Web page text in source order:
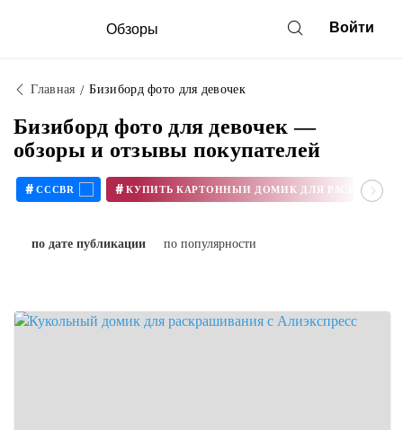
Обзоры Войти
Главная Бизиборд фото для девочек
Бизиборд фото для девочек —
обзоры и отзывы покупателей
# CCCBR #
по дате публикации по популярности